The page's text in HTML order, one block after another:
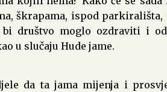
škrapama, ispod parkirališta,
društvo moglo ozdraviti i
u slučaju Hude jame.
da ta jama mijenja i